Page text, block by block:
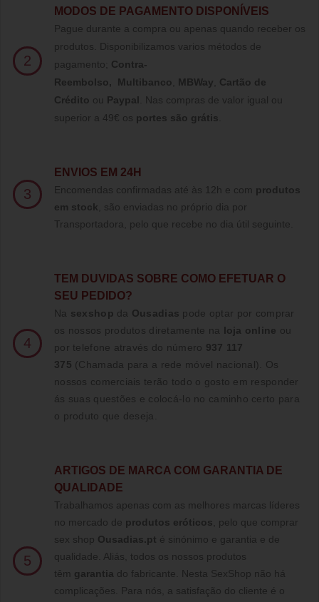
2
MODOS DE PAGAMENTO DISPONÍVEIS
Pague durante a compra ou apenas quando receber os
produtos. Disponibilizamos varios métodos de
pagamento; Contra-
Reembolso, Multibanco MBWay
Cartão de
Crédito ou Paypal
Nas compras de valor igual ou
superior a 49€ os portes são grátis
3
ENVIOS EM 24H
Encomendas confirmadas até às 12h e com produtos
em stock , são enviadas no próprio dia por
Transportadora, pelo que recebe no dia útil seguinte.
4
TE M DUVIDAS SOBRE COMO EFETUAR O
SEU PEDIDO?
Na sexshop da Ousadias pode optar por comprar
os nossos produtos diretamente na loja online ou
por telefone através do número 937 117
375 (Chamada para a rede móvel nacional)
. Os
nossos comerciais terão todo o gosto em responder
ás suas questões e colocá-lo no caminho certo para
o produto que deseja.
5
ARTIGOS DE MARCA COM GARANTIA DE
QUALIDADE
Trabalhamos apenas com as melhores marcas líderes
no mercado de produtos eróticos , pelo que comprar
sex shop Ousadias.pt é sinónimo e garantia e de
qualidade. Aliás, todos os nossos produtos
têm garantia do fabricante. Nesta SexShop não há
complicações. Para nós, a satisfação do cliente é o